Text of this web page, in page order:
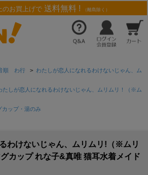
のお買上げで 送料無料 ! （離島除く）
順 わ行 > わたしが恋人になれるわけないじゃん、ム
たしが恋人になれるわけないじゃん、ムリムリ！（※ム
カップ・湯のみ
わけないじゃん、ムリムリ!（※ムリ
カップ れな子&真唯 猫耳水着メイド